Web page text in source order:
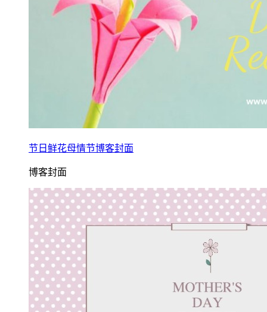
节日鲜花母情节博客封面
博客封面